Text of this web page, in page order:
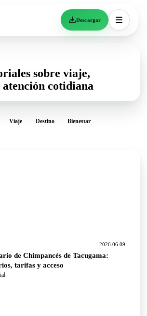
Descargar
sobre viaje,
cotidiana
Viaje Destino Bienestar
2026.06.09
de Chimpancés de Tacugama:
tarifas y acceso